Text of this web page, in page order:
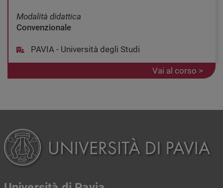
Modalità didattica
Convenzionale
PAVIA - Università degli Studi
Vai al corso >